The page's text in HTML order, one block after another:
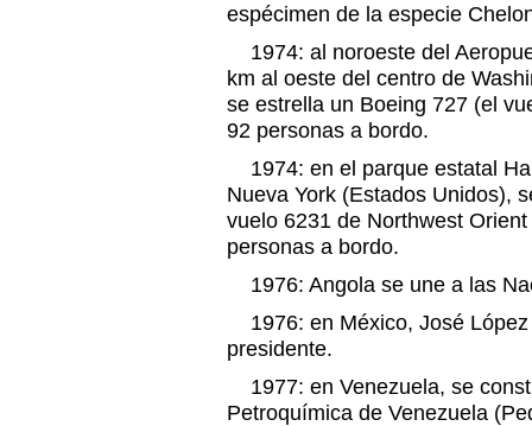
espécimen de la especie
1974: al noroeste del
km al oeste del centro de
se estrella un Boeing 727 (el
92 personas a bordo.
1974: en el parque estatal
Nueva York (Estados Unidos),
vuelo 6231 de Northwest
personas a bordo.
1976: Angola se une a las
1976: en México, José
presidente.
1977: en Venezuela, se
Petroquímica de Venezuela